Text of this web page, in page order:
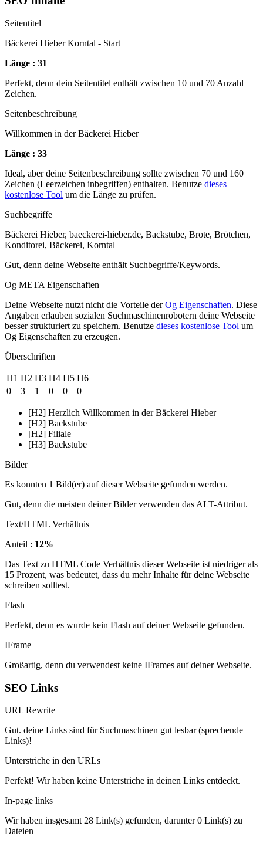
Seitentitel
Bäckerei Hieber Korntal - Start
Länge : 31
Perfekt, denn dein Seitentitel enthält zwischen 10 und 70 Anzahl
Zeichen.
Seitenbeschreibung
Willkommen in der Bäckerei Hieber
Länge : 33
Ideal, aber deine Seitenbeschreibung sollte zwischen 70 und 160
Zeichen (Leerzeichen inbegriffen) enthalten. Benutze dieses
kostenlose Tool um die Länge zu prüfen.
Suchbegriffe
Bäckerei Hieber, baeckerei-hieber.de, Backstube, Brote, Brötchen,
Konditorei, Bäckerei, Korntal
Gut, denn deine Webseite enthält Suchbegriffe/Keywords.
Og META Eigenschaften
Deine Webseite nutzt nicht die Vorteile derOg Eigenschaften. Diese
Angaben erlauben sozialen Suchmaschinenrobotern deine Webseite
besser strukturiert zu speichern. Benutze dieses kostenlose Tool um
Og Eigenschaften zu erzeugen.
Überschriften
H1 H2 H3 H4 H5 H6
0
3 1 0 0 0
[H2] Herzlich Willkommen in der Bäckerei Hieber
[H2] Backstube
[H2] Filiale
[H3] Backstube
Bilder
Es konnten 1 Bild(er) auf dieser Webseite gefunden werden.
Gut, denn die meisten deiner Bilder verwenden das ALT-Attribut.
Text/HTML Verhältnis
Anteil : 12%
Das Text zu HTML Code Verhältnis dieser Webseite ist niedriger als
15 Prozent, was bedeutet, dass du mehr Inhalte für deine Webseite
schreiben solltest.
Flash
Perfekt, denn es wurde kein Flash auf deiner Webseite gefunden.
IFrame
Großartig, denn du verwendest keine IFrames auf deiner Webseite.
SEO Links
URL Rewrite
Gut. deine Links sind für Suchmaschinen gut lesbar (sprechende
Links)!
Unterstriche in den URLs
Perfekt! Wir haben keine Unterstriche in deinen Links entdeckt.
In-page links
Wir haben insgesamt 28 Link(s) gefunden, darunter 0 Link(s) zu
Dateien